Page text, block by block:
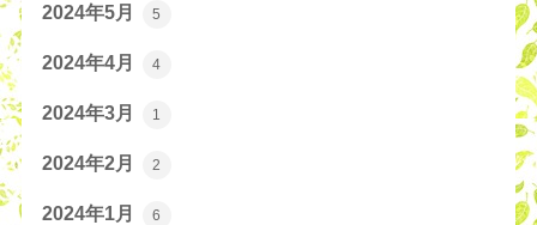
2024年5月 5
2024年4月 4
2024年3月 1
2024年2月 2
2024年1月 6